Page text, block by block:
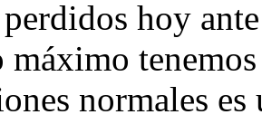
hoy
máximo
normales